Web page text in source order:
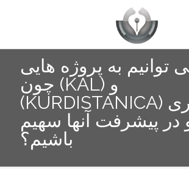
توانیم به پروژه هایی
چون (KAL) و
(KURDISTANICA) یاری
در پیشرفت آنها سهیم
باشیم؟